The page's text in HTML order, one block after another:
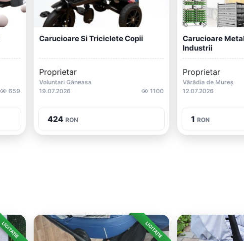
659
Carucioare Si Triciclete Copii
Proprietar
Voluntari Găneasa
19.07.2026
1100
424 RON
Carucioare
Industrii
Proprietar
Vărădia de Mureș
12.07.2026
1 RON
LICITAȚIE LICITAȚIE